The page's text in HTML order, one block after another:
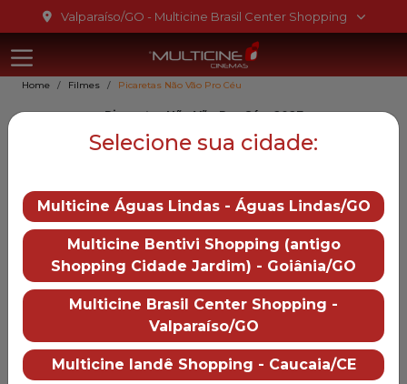
Ir para o conteúdo
Ir para o menu
Valparaíso/GO - Multicine Brasil Center Shopping
Multicine
Home Filmes Picaretas Não Vão Pro Céu
Picaretas Não Vão Pro Céu, 2027
Picaretas Não Vão Pro Céu
Duração:0 min
Distruibução:
Paris Filmes
Trailer
— Picaretas Não Vão Pro
Mais informações
Multicine Brasil Center Shopping
Selecione sua cidade:
Multicine Águas Lindas - Águas Lindas/GO
Multicine Bentivi Shopping (antigo
Shopping Cidade Jardim) - Goiânia/GO
Multicine Brasil Center Shopping -
Valparaíso/GO
Multicine Iandê Shopping - Caucaia/CE